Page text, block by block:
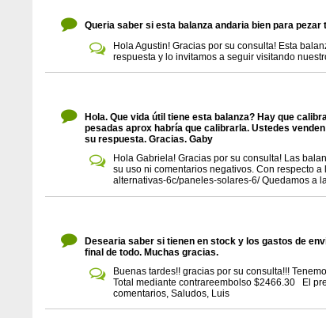
Queria saber si esta balanza andaria bien para
Hola Agustin! Gracias por su consulta! Esta
respuesta y lo invitamos a seguir visitando
Hola. Que vida útil tiene esta balanza? Hay que
pesadas aprox habría que calibrarla. Ustedes
su respuesta. Gracias. Gaby
Hola Gabriela! Gracias por su consulta! Las
su uso ni comentarios negativos. Con respecto
alternativas-6c/paneles-solares-6/ Quedamos a
Desearia saber si tienen en stock y los gastos de
final de todo. Muchas gracias.
Buenas tardes!! gracias por su consulta!!!
Total mediante contrareembolso $2466.30 El
comentarios, Saludos, Luis